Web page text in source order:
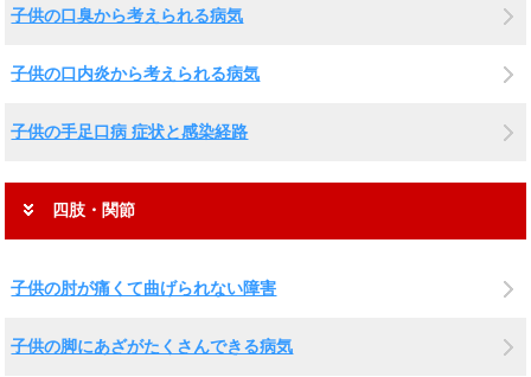
子供の口臭から考えられる病気
子供の口内炎から考えられる病気
子供の手足口病 症状と感染経路
四肢・関節
子供の肘が痛くて曲げられない障害
子供の脚にあざがたくさんできる病気